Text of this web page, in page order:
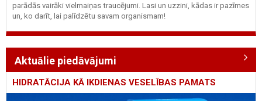
parādās vairāki vielmaiņas traucējumi. Lasi un uzzini, kādas ir pazīmes
un, ko darīt, lai palīdzētu savam organismam!
Aktuālie piedāvājumi
HIDRATĀCIJA KĀ IKDIENAS VESELĪBAS PAMATS